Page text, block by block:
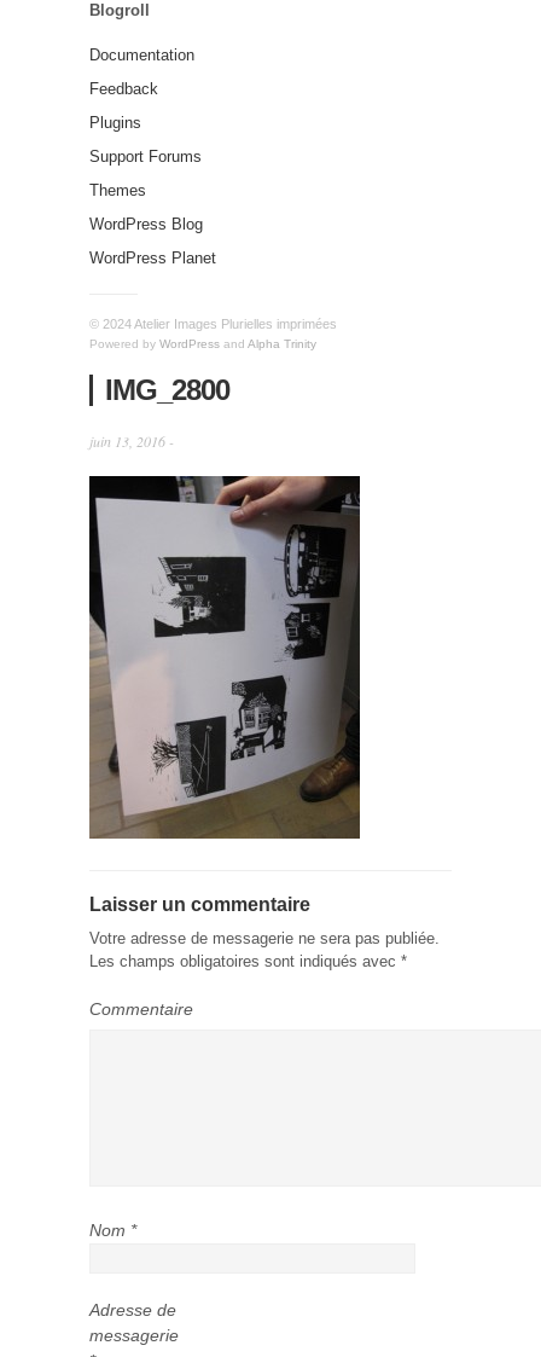
Blogroll
Documentation
Feedback
Plugins
Support Forums
Themes
WordPress Blog
WordPress Planet
© 2024 Atelier Images Plurielles imprimées
Powered by WordPress and Alpha Trinity
IMG_2800
juin 13, 2016 -
Laisser un commentaire
Votre adresse de messagerie ne sera pas publiée.
Les champs obligatoires sont indiqués avec *
Commentaire
Nom *
Adresse de
messagerie